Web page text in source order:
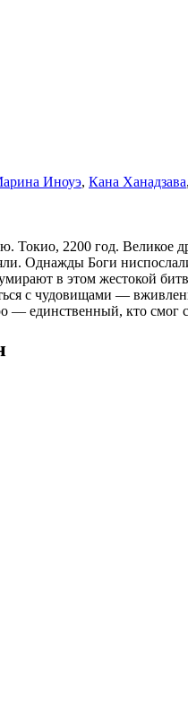
Иноуэ, Кана Ханадзава,
Токио, 2200 год. Великое
Однажды Боги
в этом жестокой
с чудовищами —
кто смог